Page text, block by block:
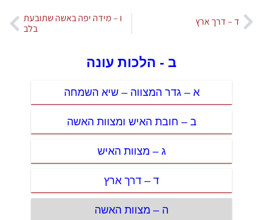
ד – דרך ארץ
ו – מידה יפה באשה שתובעת
בלב
ב - הלכות עונה
א – גדר המצווה – שיא השמחה
ב – חובת האיש ומצוות האשה
ג – מצוות האיש
ד – דרך ארץ
ה – מצוות האשה